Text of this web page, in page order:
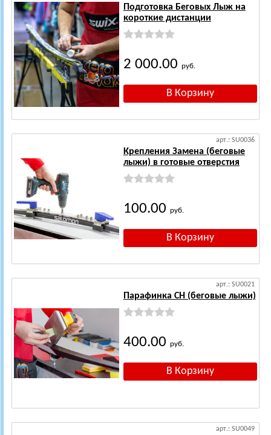
Подготовка Беговых Лыж на
короткие дистанции
2 000.00 руб.
арт.: SU0036
Крепления Замена (беговые
лыжи) в готовые отверстия
100.00 руб.
арт.: SU0021
Парафинка CH (беговые лыжи)
400.00 руб.
арт.: SU0049